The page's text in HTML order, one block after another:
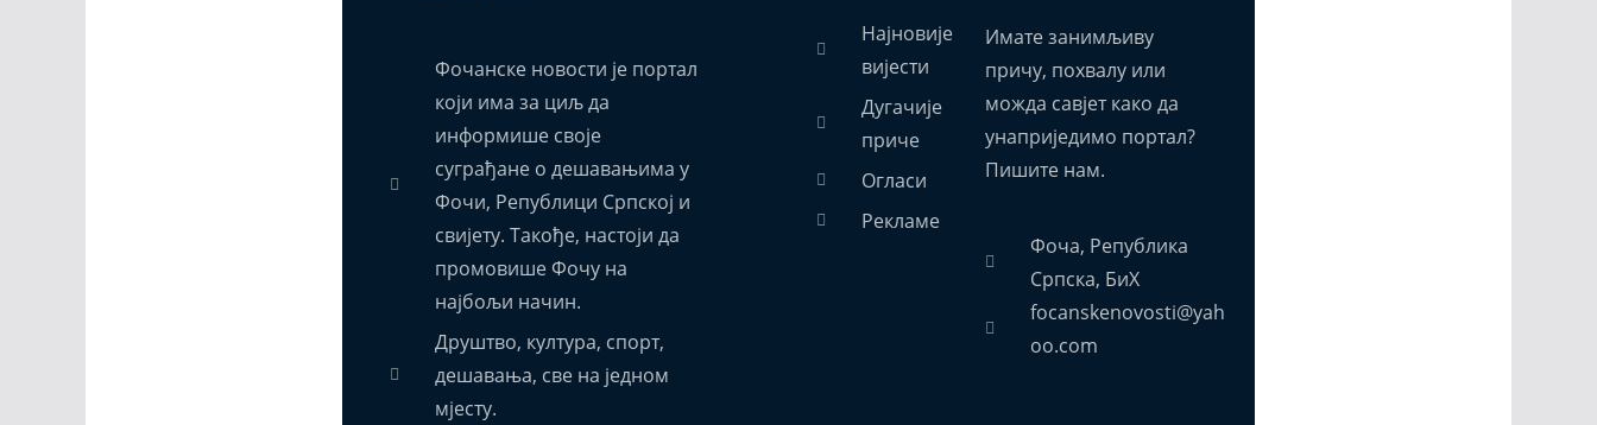
Фочанске новости је портал
који има за циљ да
информише своје
суграђане о дешавањима у
Фочи, Републици Српској и
свијету. Такође, настоји да
промовише Фочу на
најбољи начин.
Друштво, култура, спорт,
дешавања, све на једном
мјесту.
Најновије
вијести
Дугачије
приче
Огласи
Рекламе
Имате занимљиву
причу, похвалу или
можда савјет како да
унаприједимо портал?
Пишите нам.
Фоча, Република
Српска, БиХ
focanskenovosti@yah
oo.com